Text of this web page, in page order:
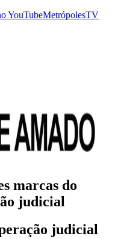
YouTubeMetrópolesTV
marcas do
judicial
judicial